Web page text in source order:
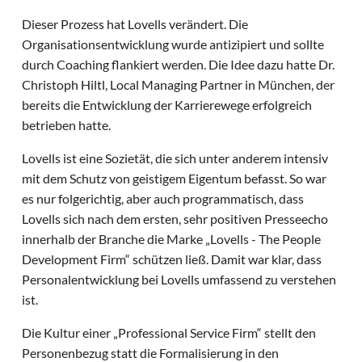
Dieser Prozess hat Lovells verändert. Die
Organisationsentwicklung wurde antizipiert und sollte
durch Coaching flankiert werden. Die Idee dazu hatte Dr.
Christoph Hiltl, Local Managing Partner in München, der
bereits die Entwicklung der Karrierewege erfolgreich
betrieben hatte.
Lovells ist eine Sozietät, die sich unter anderem intensiv
mit dem Schutz von geistigem Eigentum befasst. So war
es nur folgerichtig, aber auch programmatisch, dass
Lovells sich nach dem ersten, sehr positiven Presseecho
innerhalb der Branche die Marke „Lovells - The People
Development Firm“ schützen ließ. Damit war klar, dass
Personalentwicklung bei Lovells umfassend zu verstehen
ist.
Die Kultur einer „Professional Service Firm“ stellt den
Personenbezug statt die Formalisierung in den